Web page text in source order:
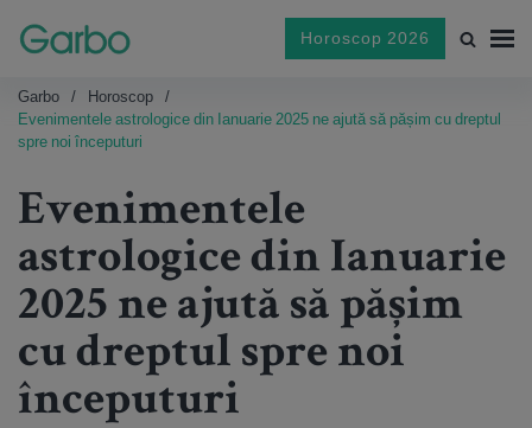
Horoscop 2026
Garbo
Horoscop
Evenimentele astrologice din Ianuarie 2025 ne ajută să pășim cu dreptul
spre noi începuturi
Evenimentele
astrologice din Ianuarie
2025 ne ajută să pășim
cu dreptul spre noi
începuturi